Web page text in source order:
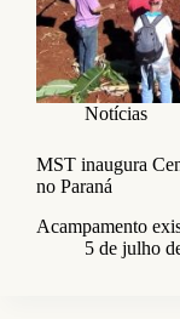
Notícias
MST inaugura
no Paraná
Acampamento
5 de julho